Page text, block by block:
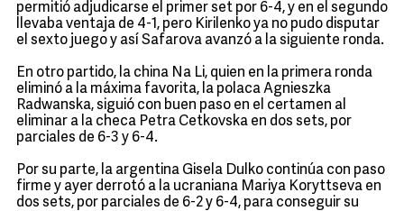
permitió adjudicarse el primer set por 6-4, y en el segundo
llevaba ventaja de 4-1, pero Kirilenko ya no pudo disputar
el sexto juego y así Safarova avanzó a la siguiente ronda.
En otro partido, la china Na Li, quien en la primera ronda
eliminó a la máxima favorita, la polaca Agnieszka
Radwanska, siguió con buen paso en el certamen al
eliminar a la checa Petra Cetkovska en dos sets, por
parciales de 6-3 y 6-4.
Por su parte, la argentina Gisela Dulko continúa con paso
firme y ayer derrotó a la ucraniana Mariya Koryttseva en
dos sets, por parciales de 6-2 y 6-4, para conseguir su